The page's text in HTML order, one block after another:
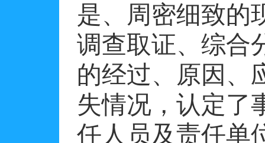
是、周密细致的
调查取证、综合
的经过、原因、
失情况，认定了
任人员及责任单